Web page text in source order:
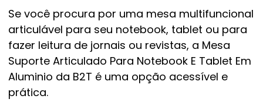
Se você procura por uma mesa multifuncional
articulável para seu notebook, tablet ou para
fazer leitura de jornais ou revistas, a Mesa
Suporte Articulado Para Notebook E Tablet Em
Aluminio da B2T é uma opção acessível e
prática.